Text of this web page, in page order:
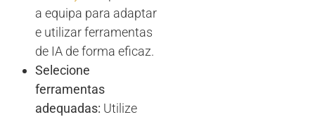
a equipa para adaptar
e utilizar ferramentas
de IA de forma eficaz.
Selecione
ferramentas
adequadas: Utilize